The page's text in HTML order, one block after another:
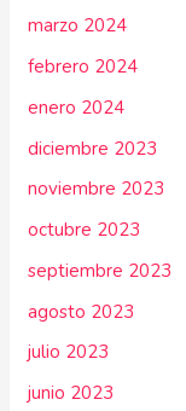
marzo 2024
febrero 2024
enero 2024
diciembre 2023
noviembre 2023
octubre 2023
septiembre 2023
agosto 2023
julio 2023
junio 2023